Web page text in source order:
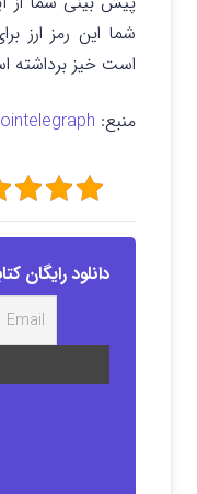
است خیز برداشته
منبع:
دانلود رایگان